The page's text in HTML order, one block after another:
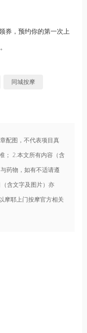
券，预约你的第一次上
同城按摩
配图，不代表项目真
； 2.本文所有内容（含
药物，如有不适请遵
含文字及图片）亦
摩耶上门按摩官方相关